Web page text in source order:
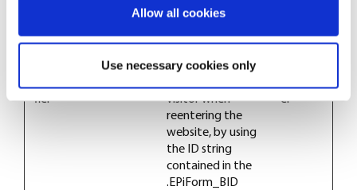
If you allow, we would also like to:
Identify your device by actively scanning it for
specific characteristics (fingerprinting)
Find out more about how your personal data is processed
and set your preferences in thedetails section
Allow all cookies
Use necessary cookies only
when reentering
the website.
fier
www.oriola This cookie is used
visitor when
reentering the
website, by using
the ID string
contained in the
.EPiForm_BID
er